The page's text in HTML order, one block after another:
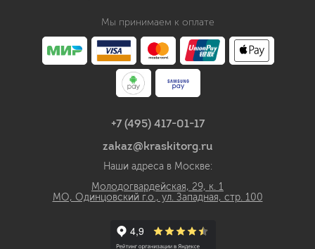
Мы принимаем к оплате
+7 (495) 417-01-17
zakaz@kraskitorg.ru
Наши адреса в Москве:
Молодогвардейская, 29, к. 1
МО, Одинцовский г.о., ул. Западная, стр. 100